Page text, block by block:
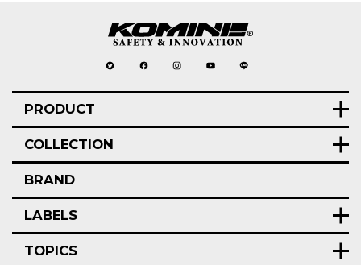
PRODUCT
COLLECTION
BRAND
LABELS
TOPICS